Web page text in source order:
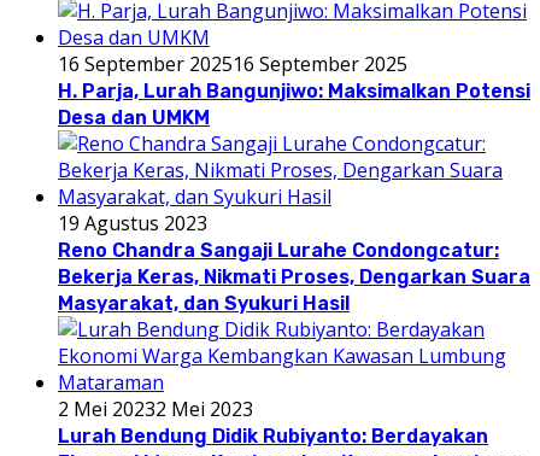
16 September 202516 September 2025
H. Parja, Lurah Bangunjiwo: Maksimalkan Potensi
Desa dan UMKM
19 Agustus 2023
Reno Chandra Sangaji Lurahe Condongcatur:
Bekerja Keras, Nikmati Proses, Dengarkan Suara
Masyarakat, dan Syukuri Hasil
2 Mei 20232 Mei 2023
Lurah Bendung Didik Rubiyanto: Berdayakan